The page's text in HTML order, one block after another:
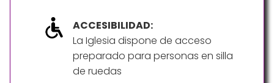
ACCESIBILIDAD:
La Iglesia dispone de acceso
preparado para personas en silla
de ruedas